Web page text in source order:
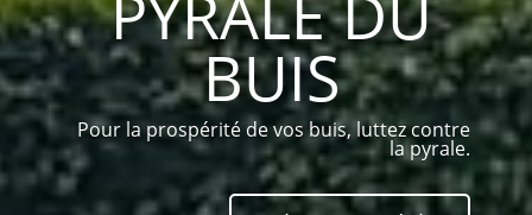
BUIS
Pour la prospérité de vos buis, luttez contre
la pyrale.